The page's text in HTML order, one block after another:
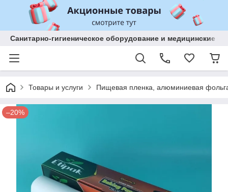
Санитарно-гигиеническое оборудование и медицинские
Товары и услуги Пищевая пленка, алюминиевая
–20%